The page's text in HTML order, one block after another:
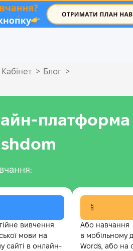
.
Кабінет > Блог >
платформа
вивчення
мови на
сайті в онлайн-
📱
Або навчання
в мобільному
Words, або на